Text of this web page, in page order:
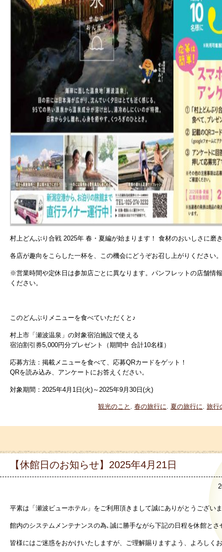
村上どんぶり合戦 2025年 春・夏編が始まります！ 食材のおいしさに磨
各店が趣向をこらした一杯を、この機会にどうぞお召し上がりください。
※営業時間や定休日は参加店ごとに異なります。パンフレットの店舗情
ください。
このどんぶりメニューを食べていただくと♪
村上市「瀬波温泉」の対象宿泊施設で使える
宿泊割引券5,000円分プレゼント（期間中 合計10名様）
応募方法：掲載メニューを食べて、応募QRカードをゲット！
QRを読み込み、アンケートにお答えください。
対象期間：2025年4月1日(火)～2025年9月30日(火)
観光のこと . 春の旅行に. 夏の旅行に. 旅行
【休館日のお知らせ】2025年4月21日
平素は「瀬波ビューホテル」をご利用頂きまして誠にありがとうござい
館内のシステムメンテナンスの為､誠に勝手ながら下記の日程を休館とさ
皆様にはご迷惑をおかけいたしますが、ご理解賜りますよう、よろしく